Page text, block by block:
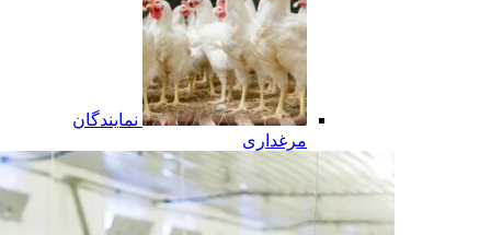
نمایندگان
مرغداری